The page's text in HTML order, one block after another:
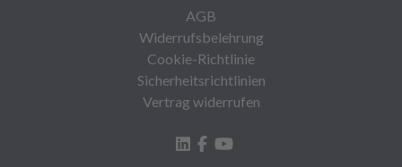
AGB
Widerrufsbelehrung
Cookie-Richtlinie
Sicherheitsrichtlinien
Vertrag widerrufen